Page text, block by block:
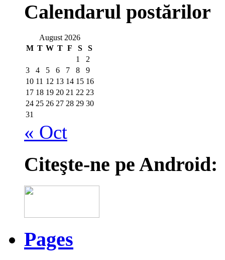
Calendarul postărilor
August 2026
M T W T F S
S
1
2
3
4 5 6 7 8
9
10 11 12 13 14 15 16
17 18 19 20 21 22 23
24 25 26 27 28 29 30
31
« Oct
Citeşte-ne pe Android:
Pages